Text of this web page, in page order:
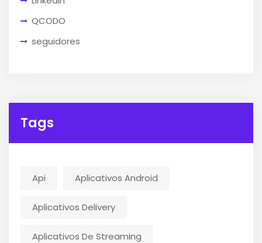
QCODO
seguidores
Tags
Api Aplicativos Android
Aplicativos Delivery
Aplicativos De Streaming